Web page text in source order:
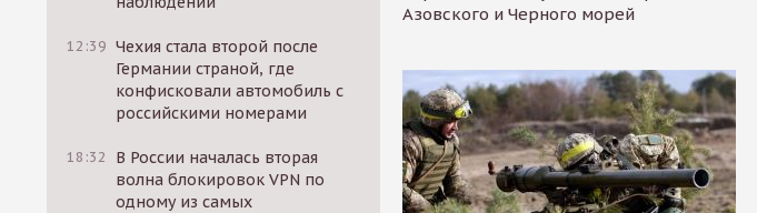
12:39 Чехия стала второй после
Германии страной, где
конфисковали автомобиль с
российскими номерами
18:32
В России началась вторая
волна блокировок VPN по
одному из самых
Азовского и Черного морей